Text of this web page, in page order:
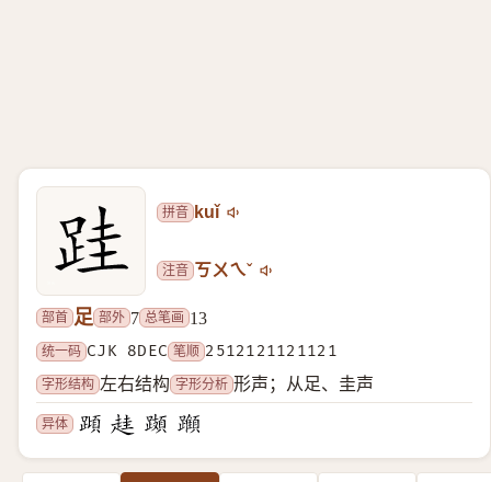
拼音 kuǐ
注音 ㄎㄨㄟˇ
部首 足 部外 7 总笔画 13
统一码 CJK 8DEC 笔顺 2512121121121
字形结构 左右结构 字形分析 形声；从足、圭声
异体